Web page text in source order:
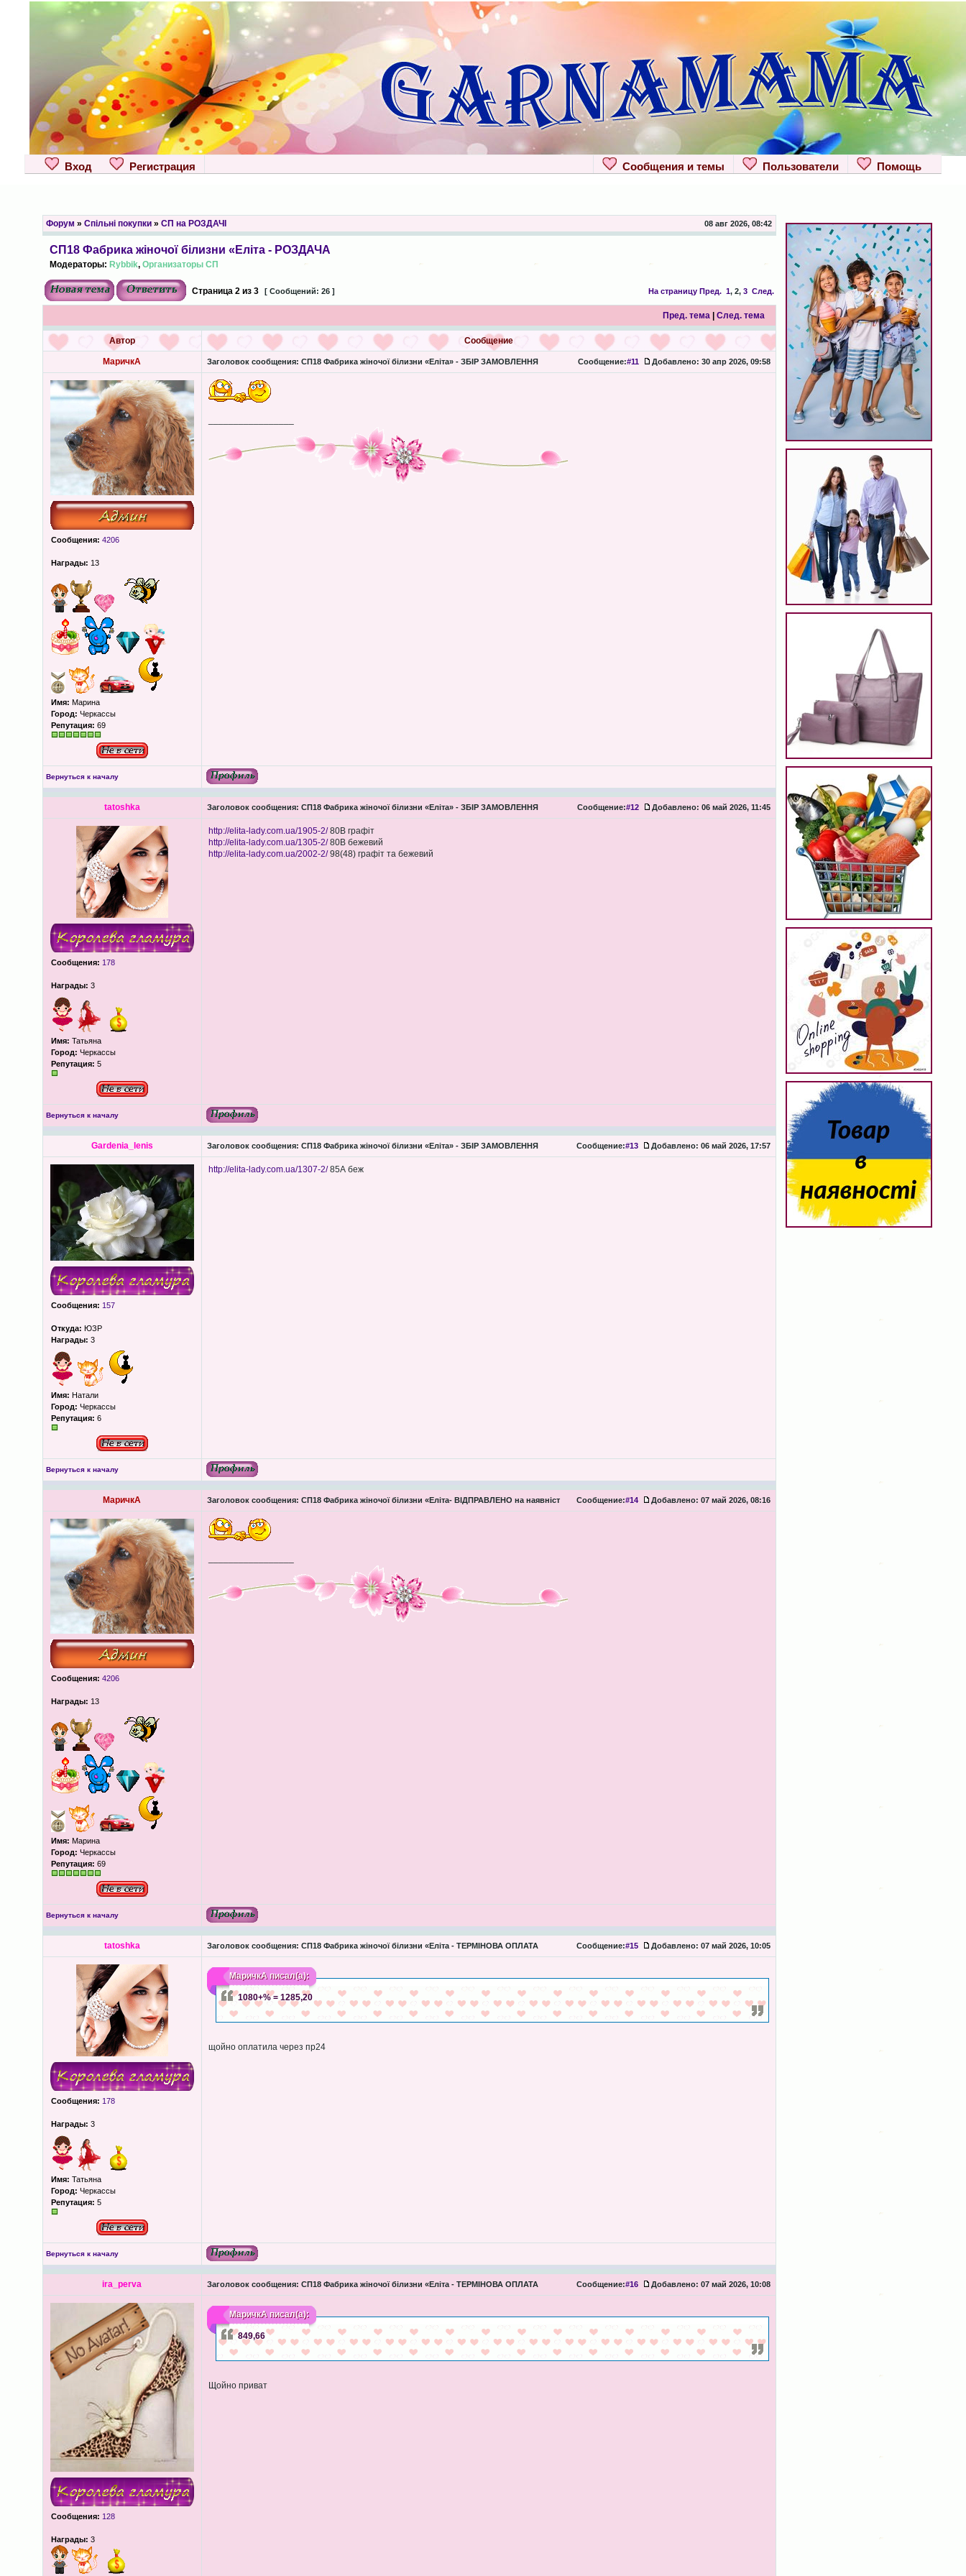
Вход Регистрация Помощь
Пользователи
Сообщения и темы
Форум » Спільні покупки» СП на РОЗДАЧІ 08 авг 2026, 08:42
СП18 Фабрика жіночої білизни «Еліта - РОЗДАЧА
Модераторы: Rybbik, Организаторы СП
Страница 2из 3 [ Сообщений: 26 ] На страницу Пред. 1, 2, 3 След.
Пред. тема| След. тема
Автор Сообщение
МаричкА Заголовок сообщения: СП18 Фабрика жіночої білизни «Еліта» - ЗБІР ЗАМОВЛЕННЯ Сообщение:#11 Добавлено: 30 апр 2026, 09:58
Сообщения: 4206
Награды: 13
Имя: Марина
Город: Черкассы
Репутация: 69
Вернуться к началу
tatoshka Заголовок сообщения: СП18 Фабрика жіночої білизни «Еліта» - ЗБІР ЗАМОВЛЕННЯ Сообщение:#12 Добавлено: 06 май 2026, 11:45
Сообщения: 178
Награды: 3
Имя: Татьяна
Город: Черкассы
Репутация: 5
http://elita-lady.com.ua/1905-2/80В графіт
http://elita-lady.com.ua/1305-2/80В бежевий
http://elita-lady.com.ua/2002-2/98(48) графіт та бежевий
Вернуться к началу
Gardenia_lenis Заголовок сообщения: СП18 Фабрика жіночої білизни «Еліта» - ЗБІР ЗАМОВЛЕННЯ Сообщение:#13 Добавлено: 06 май 2026, 17:57
Сообщения: 157
Откуда: ЮЗР
Награды: 3
Имя: Натали
Город: Черкассы
Репутация: 6
http://elita-lady.com.ua/1307-2/85А беж
Вернуться к началу
МаричкА Заголовок сообщения: СП18 Фабрика жіночої білизни «Еліта- ВІДПРАВЛЕНО на наявніст Сообщение:#14 Добавлено: 07 май 2026, 08:16
Сообщения: 4206
Награды: 13
Имя: Марина
Город: Черкассы
Репутация: 69
Вернуться к началу
tatoshka Заголовок сообщения: СП18 Фабрика жіночої білизни «Еліта - ТЕРМІНОВА ОПЛАТА Сообщение:#15 Добавлено: 07 май 2026, 10:05
Сообщения: 178
Награды: 3
Имя: Татьяна
Город: Черкассы
Репутация: 5
МаричкАписал(а):
1080+% = 1285,20
щойно оплатила через пр24
Вернуться к началу
ira_perva Заголовок сообщения: СП18 Фабрика жіночої білизни «Еліта - ТЕРМІНОВА ОПЛАТА Сообщение:#16 Добавлено: 07 май 2026, 10:08
Сообщения: 128
Награды: 3
МаричкАписал(а):
849,66
Щойно приват